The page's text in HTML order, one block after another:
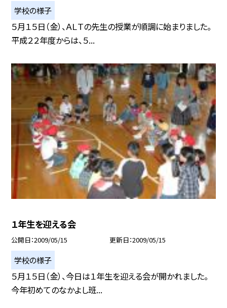
学校の様子
５月１５日（金）、ＡＬＴの先生の授業が順調に始まりました。
平成２２年度からは、５...
１年生を迎える会
公開日 2009/05/15 更新日 2009/05/15
学校の様子
５月１５日（金）、今日は１年生を迎える会が開かれました。
今年初めてのなかよし班...